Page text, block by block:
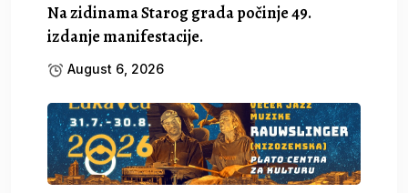
Na zidinama Starog grada počinje 49.
izdanje manifestacije.
August 6, 2026